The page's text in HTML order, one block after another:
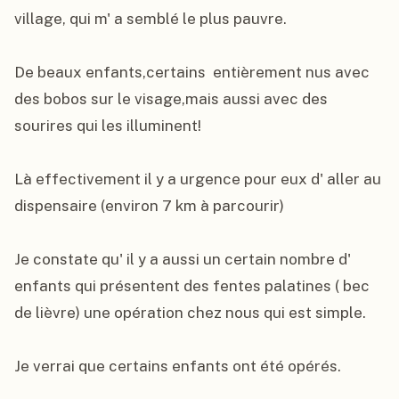
village, qui m' a semblé le plus pauvre.
De beaux enfants,certains  entièrement nus avec
des bobos sur le visage,mais aussi avec des
sourires qui les illuminent!
Là effectivement il y a urgence pour eux d' aller au
dispensaire (environ 7 km à parcourir)
Je constate qu' il y a aussi un certain nombre d'
enfants qui présentent des fentes palatines ( bec
de lièvre) une opération chez nous qui est simple.
Je verrai que certains enfants ont été opérés.